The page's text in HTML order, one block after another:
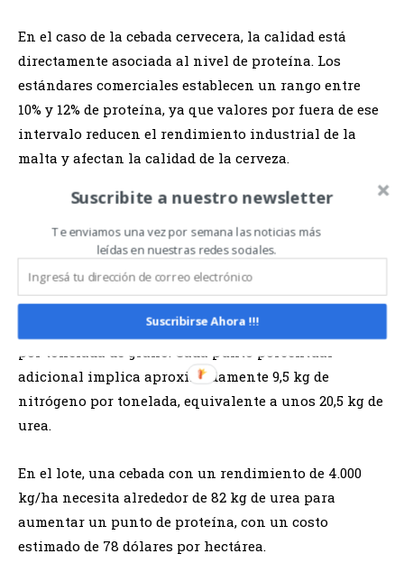
En el caso de la cebada cervecera, la calidad está
directamente asociada al nivel de proteína. Los
estándares comerciales establecen un rango entre
10% y 12% de proteína, ya que valores por fuera de ese
intervalo reducen el rendimiento industrial de la
malta y afectan la calidad de la cerveza.
A diferencia de otros cultivos, el objetivo no es
maximizar el rendimiento, sino lograr un equilibrio.
“Se debe fertilizar para la proteína y no para el
rendimiento cuando el destino es maltería
orden, describió que para pasar de 10% a 12% de
proteína se requieren entre 23 y 43 kg de nitrógeno
por tonelada de grano. Cada punto porcentual
adicional implica aproximadamente 9,5 kg de
nitrógeno por tonelada, equivalente a unos 20,5 kg de
urea.
En el lote, una cebada con un rendimiento de 4.000
kg/ha necesita alrededor de 82 kg de urea para
aumentar un punto de proteína, con un costo
estimado de 78 dólares por hectárea.
Suscribite a nuestro newsletter
Te enviamos una vez por semana las noticias más
leídas en nuestras redes sociales.
Suscribirse Ahora !!!